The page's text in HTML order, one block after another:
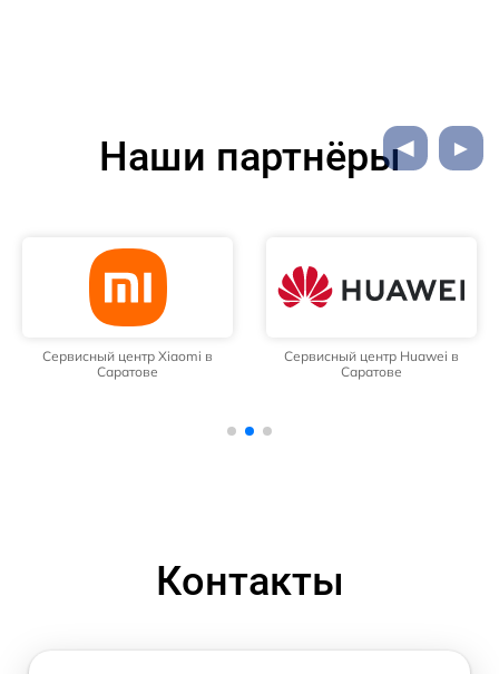
Наши партнёры
Сервисный центр Xiaomi в
Саратове
Сервисный центр Huawei в
Саратове
Контакты